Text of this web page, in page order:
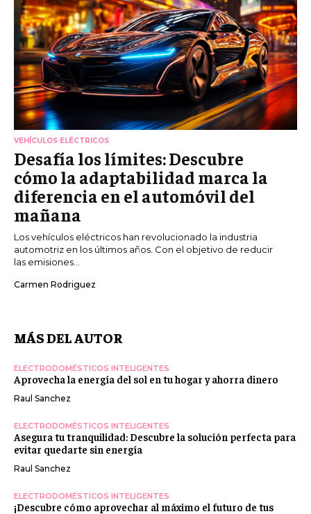
VEHÍCULOS ELÉCTRICOS
Desafía los límites: Descubre
cómo la adaptabilidad marca la
diferencia en el automóvil del
mañana
Los vehículos eléctricos han revolucionado la industria
automotriz en los últimos años. Con el objetivo de reducir
las emisiones...
Carmen Rodriguez
MÁS DEL AUTOR
ELECTRODOMÉSTICOS INTELIGENTES
Aprovecha la energía del sol en tu hogar y ahorra dinero
Raul Sanchez
ELECTRODOMÉSTICOS INTELIGENTES
Asegura tu tranquilidad: Descubre la solución perfecta para
evitar quedarte sin energía
Raul Sanchez
ELECTRODOMÉSTICOS INTELIGENTES
¡Descubre cómo aprovechar al máximo el futuro de tus